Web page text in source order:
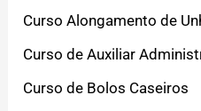
Curso Alongamento de
Curso de Auxiliar
Curso de Bolos Caseiros